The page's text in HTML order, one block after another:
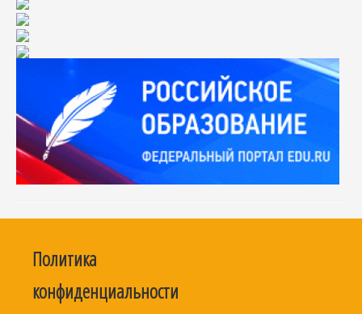
Политика
конфиденциальности